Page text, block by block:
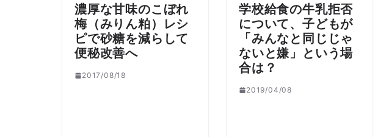
濃厚な甘味のこぼれ
梅（みりん粕）レシ
ピで砂糖を減らして
便秘改善へ
2017/08/18
学校給食の牛乳拒否
について、子どもが
「みんなと同じじゃ
ないと嫌」という場
合は？
2019/04/08